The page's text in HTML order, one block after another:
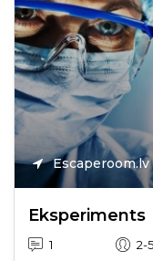
Escaperoom.lv
Eksperiments
1 2-5